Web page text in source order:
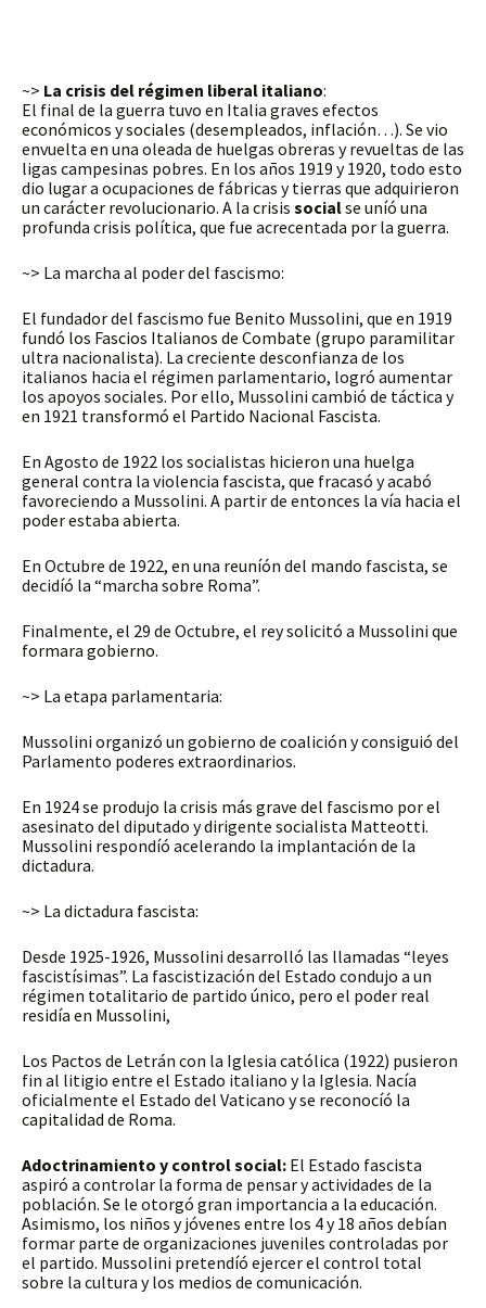
~> La crisis del régimen liberal italiano:
El final de la guerra tuvo en Italia graves efectos
económicos y sociales (desempleados, inflación…). Se vio
envuelta en una oleada de huelgas obreras y revueltas de las
ligas campesinas pobres. En los años 1919 y 1920, todo esto
dio lugar a ocupaciones de fábricas y tierras que adquirieron
un carácter revolucionario. A la crisis socialse uníó una
profunda crisis política, que fue acrecentada por la guerra.
~> La marcha al poder del fascismo:
El fundador del fascismo fue Benito Mussolini, que en 1919
fundó los Fascios Italianos de Combate (grupo paramilitar
ultra nacionalista). La creciente desconfianza de los
italianos hacia el régimen parlamentario, logró aumentar
los apoyos sociales. Por ello, Mussolini cambió de táctica y
en 1921 transformó el Partido Nacional Fascista.
En Agosto de 1922 los socialistas hicieron una huelga
general contra la violencia fascista, que fracasó y acabó
favoreciendo a Mussolini. A partir de entonces la vía hacia el
poder estaba abierta.
En Octubre de 1922, en una reuníón del mando fascista, se
decidíó la “marcha sobre Roma”.
Finalmente, el 29 de Octubre, el rey solicitó a Mussolini que
formara gobierno.
~> La etapa parlamentaria:
Mussolini organizó un gobierno de coalición y consiguió del
Parlamento poderes extraordinarios.
En 1924 se produjo la crisis más grave del fascismo por el
asesinato del diputado y dirigente socialista Matteotti.
Mussolini respondíó acelerando la implantación de la
dictadura.
~> La dictadura fascista:
Desde 1925-1926, Mussolini desarrolló las llamadas “leyes
fascistísimas”. La fascistización del Estado condujo a un
régimen totalitario de partido único, pero el poder real
residía en Mussolini,
Los Pactos de Letrán con la Iglesia católica (1922) pusieron
fin al litigio entre el Estado italiano y la Iglesia. Nacía
oficialmente el Estado del Vaticano y se reconocíó la
capitalidad de Roma.
Adoctrinamiento y control social: El Estado fascista
aspiró a controlar la forma de pensar y actividades de la
población. Se le otorgó gran importancia a la educación.
Asimismo, los niños y jóvenes entre los 4 y 18 años debían
formar parte de organizaciones juveniles controladas por
el partido. Mussolini pretendíó ejercer el control total
sobre la cultura y los medios de comunicación.